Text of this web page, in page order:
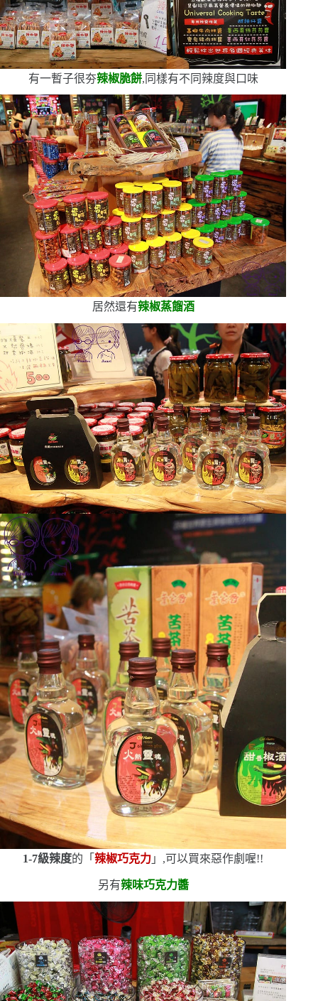
有一暫子很夯辣椒脆餅,同樣有不同辣度與口味
居然還有辣椒蒸餾酒
1-7級辣度的「辣椒巧克力 」,可以買來惡作劇喔!!
另有辣味巧克力醬